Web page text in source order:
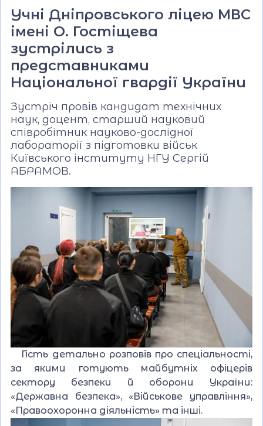
Учні Дніпровського ліцею МВС
імені О. Гостіщева
зустрілись з
представниками
Національної гвардії України
Зустріч провів кандидат технічних
наук, доцент, старший науковий
співробітник науково-дослідної
лабораторії з підготовки військ
Київського інституту НГУ Сергій
АБРАМОВ.
Гість детально розповів про спеціальності,
за якими готують майбутніх офіцерів
сектору безпеки й оборони України:
«Державна безпека», «Військове управління»,
«Правоохоронна діяльність» та інші.